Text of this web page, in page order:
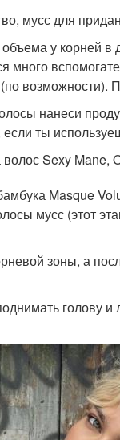
мусс для
у корней
много
возможности).
нанеси
если ты
Sexy Mane,
Masque
мусс (этот
зоны, а
голову и